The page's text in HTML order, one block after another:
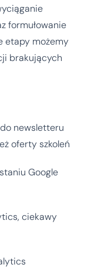
formułowanie
etapy możemy
brakujących
newsletteru
oferty szkoleń
Google
ciekawy